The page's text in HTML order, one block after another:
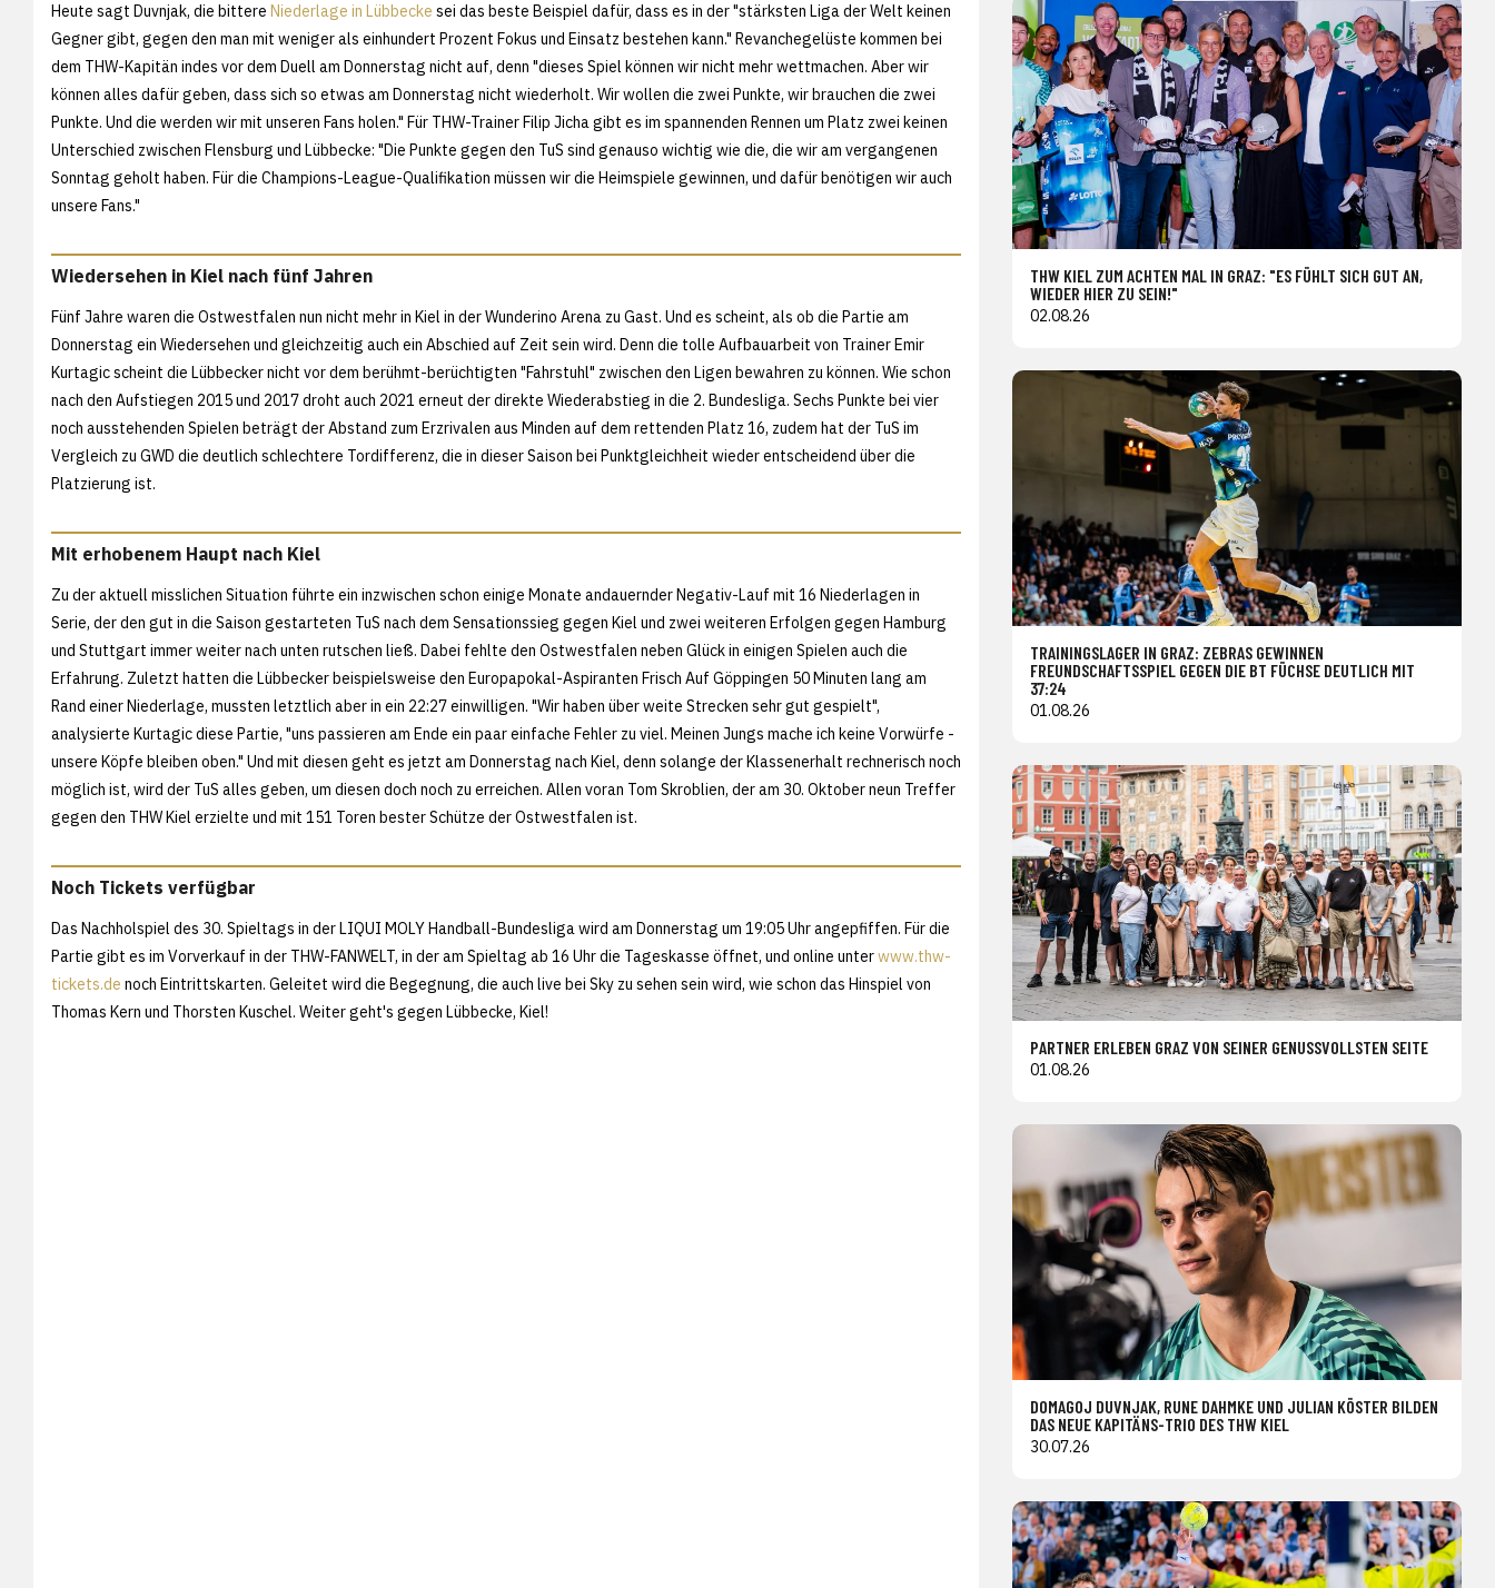
Heute sagt Duvnjak, die bittere Niederlage in Lübbecke sei das beste Beispiel dafür, dass es in der "stärksten Liga der Welt keinen
Gegner gibt, gegen den man mit weniger als einhundert Prozent Fokus und Einsatz bestehen kann." Revanchegelüste kommen bei
dem THW-Kapitän indes vor dem Duell am Donnerstag nicht auf, denn "dieses Spiel können wir nicht mehr wettmachen. Aber wir
können alles dafür geben, dass sich so etwas am Donnerstag nicht wiederholt. Wir wollen die zwei Punkte, wir brauchen die zwei
Punkte. Und die werden wir mit unseren Fans holen." Für THW-Trainer Filip Jicha gibt es im spannenden Rennen um Platz zwei keinen
Unterschied zwischen Flensburg und Lübbecke: "Die Punkte gegen den TuS sind genauso wichtig wie die, die wir am vergangenen
Sonntag geholt haben. Für die Champions-League-Qualifikation müssen wir die Heimspiele gewinnen, und dafür benötigen wir auch
unsere Fans."
Wiedersehen in Kiel nach fünf Jahren
Fünf Jahre waren die Ostwestfalen nun nicht mehr in Kiel in der Wunderino Arena zu Gast. Und es scheint, als ob die Partie am
Donnerstag ein Wiedersehen und gleichzeitig auch ein Abschied auf Zeit sein wird. Denn die tolle Aufbauarbeit von Trainer Emir
Kurtagic scheint die Lübbecker nicht vor dem berühmt-berüchtigten "Fahrstuhl" zwischen den Ligen bewahren zu können. Wie schon
nach den Aufstiegen 2015 und 2017 droht auch 2021 erneut der direkte Wiederabstieg in die 2. Bundesliga. Sechs Punkte bei vier
noch ausstehenden Spielen beträgt der Abstand zum Erzrivalen aus Minden auf dem rettenden Platz 16, zudem hat der TuS im
Vergleich zu GWD die deutlich schlechtere Tordifferenz, die in dieser Saison bei Punktgleichheit wieder entscheidend über die
Platzierung ist.
Mit erhobenem Haupt nach Kiel
Zu der aktuell misslichen Situation führte ein inzwischen schon einige Monate andauernder Negativ-Lauf mit 16 Niederlagen in
Serie, der den gut in die Saison gestarteten TuS nach dem Sensationssieg gegen Kiel und zwei weiteren Erfolgen gegen Hamburg
und Stuttgart immer weiter nach unten rutschen ließ. Dabei fehlte den Ostwestfalen neben Glück in einigen Spielen auch die
Erfahrung. Zuletzt hatten die Lübbecker beispielsweise den Europapokal-Aspiranten Frisch Auf Göppingen 50 Minuten lang am
Rand einer Niederlage, mussten letztlich aber in ein 22:27 einwilligen. "Wir haben über weite Strecken sehr gut gespielt",
analysierte Kurtagic diese Partie, "uns passieren am Ende ein paar einfache Fehler zu viel. Meinen Jungs mache ich keine Vorwürfe -
unsere Köpfe bleiben oben." Und mit diesen geht es jetzt am Donnerstag nach Kiel, denn solange der Klassenerhalt rechnerisch noch
möglich ist, wird der TuS alles geben, um diesen doch noch zu erreichen. Allen voran Tom Skroblien, der am 30. Oktober neun Treffer
gegen den THW Kiel erzielte und mit 151 Toren bester Schütze der Ostwestfalen ist.
Noch Tickets verfügbar
Das Nachholspiel des 30. Spieltags in der LIQUI MOLY Handball-Bundesliga wird am Donnerstag um 19:05 Uhr angepfiffen. Für die
Partie gibt es im Vorverkauf in der THW-FANWELT, in der am Spieltag ab 16 Uhr die Tageskasse öffnet, und online unterwww.thw-
tickets.de noch Eintrittskarten. Geleitet wird die Begegnung, die auch live bei Sky zu sehen sein wird, wie schon das Hinspiel von
Thomas Kern und Thorsten Kuschel. Weiter geht's gegen Lübbecke, Kiel!
THW KIEL ZUM ACHTEN MAL IN GRAZ: "ES FÜHLT SICH GUT AN,
WIEDER HIER ZU SEIN!"
02.08.26
TRAININGSLAGER IN GRAZ: ZEBRAS GEWINNEN
FREUNDSCHAFTSSPIEL GEGEN DIE BT FÜCHSE DEUTLICH MIT
37:24
01.08.26
PARTNER ERLEBEN GRAZ VON SEINER GENUSSVOLLSTEN SEITE
01.08.26
DOMAGOJ DUVNJAK, RUNE DAHMKE UND JULIAN KÖSTER BILDEN
DAS NEUE KAPITÄNS-TRIO DES THW KIEL
30.07.26